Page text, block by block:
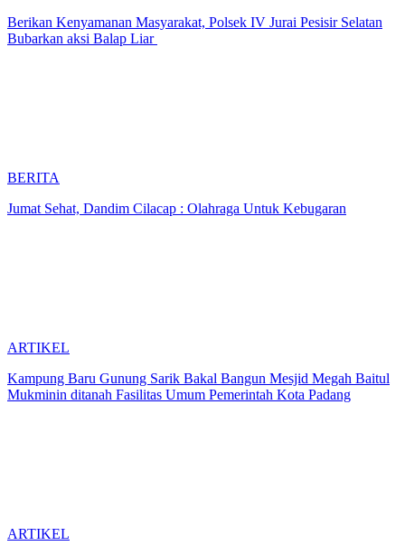
Berikan Kenyamanan Masyarakat, Polsek IV Jurai Pesisir Selatan
Bubarkan aksi Balap Liar
BERITA
Jumat Sehat, Dandim Cilacap : Olahraga Untuk Kebugaran
ARTIKEL
Kampung Baru Gunung Sarik Bakal Bangun Mesjid Megah Baitul
Mukminin ditanah Fasilitas Umum Pemerintah Kota Padang
ARTIKEL